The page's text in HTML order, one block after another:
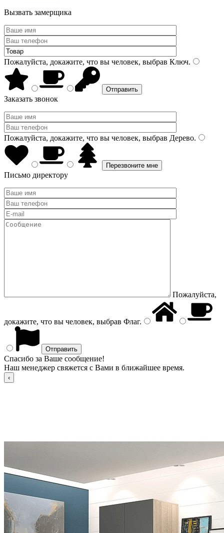
Вызвать замерщика
Пожалуйста, докажите, что вы человек, выбрав Ключ.
Заказать звонок
Пожалуйста, докажите, что вы человек, выбрав Дерево.
Письмо директору
Пожалуйста,
докажите, что вы человек, выбрав Флаг.
Спасибо за Ваше сообщение!
Наш менеджер свяжется с Вами в ближайшее время.